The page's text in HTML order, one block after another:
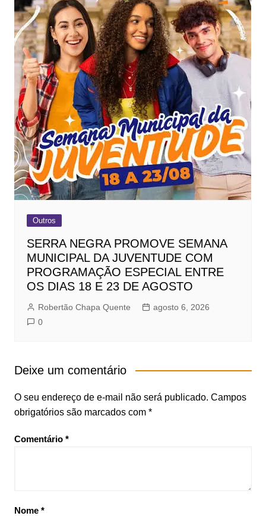
Outros
SERRA NEGRA PROMOVE SEMANA
MUNICIPAL DA JUVENTUDE COM
PROGRAMAÇÃO ESPECIAL ENTRE
OS DIAS 18 E 23 DE AGOSTO
Robertão Chapa Quente
agosto 6, 2026
0
Deixe um comentário
O seu endereço de e-mail não será publicado. Campos
obrigatórios são marcados com *
Comentário *
Nome *